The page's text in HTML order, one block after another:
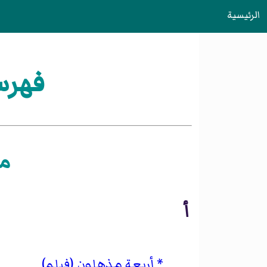
الرئيسية
أ